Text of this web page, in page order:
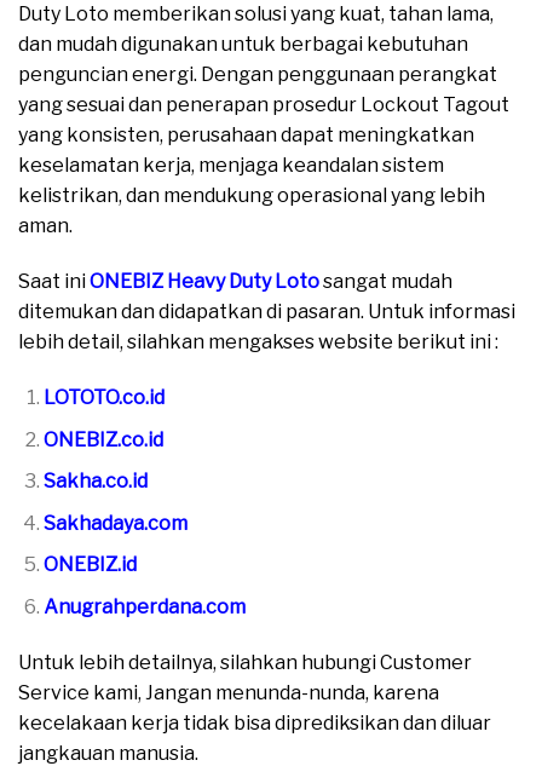
Duty Loto memberikan solusi yang kuat, tahan lama,
dan mudah digunakan untuk berbagai kebutuhan
penguncian energi. Dengan penggunaan perangkat
yang sesuai dan penerapan prosedur Lockout Tagout
yang konsisten, perusahaan dapat meningkatkan
keselamatan kerja, menjaga keandalan sistem
kelistrikan, dan mendukung operasional yang lebih
aman.
Saat iniONEBIZ Heavy Duty Lotosangat mudah
ditemukan dan didapatkan di pasaran. Untuk informasi
lebih detail, silahkan mengakses website berikut ini :
LOTOTO.co.id
ONEBIZ.co.id
Sakha.co.id
Sakhadaya.com
ONEBIZ.id
Anugrahperdana.com
Untuk lebih detailnya, silahkan hubungi Customer
Service kami, Jangan menunda-nunda, karena
kecelakaan kerja tidak bisa diprediksikan dan diluar
jangkauan manusia.